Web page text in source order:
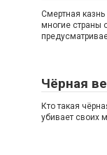
Смертная
многие страны
Чёрная
Кто такая
убивает своих